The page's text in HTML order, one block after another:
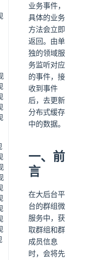
业务事件，
具体的业务
方法会立即
返回。由单
独的领域服
务监听对应
的事件，接
收到事件
后，去更新
分布式缓存
中的数据。
一、前
言
在大后台平
台的群组微
服务中，获
取群组和群
成员信息
时，会将先